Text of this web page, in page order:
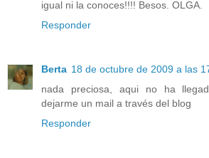
igual ni la conoces!!!! Besos. OLGA.
Responder
Berta 18 de octubre de 2009 a las
nada preciosa, aqui no ha
dejarme un mail a través del blog
Responder